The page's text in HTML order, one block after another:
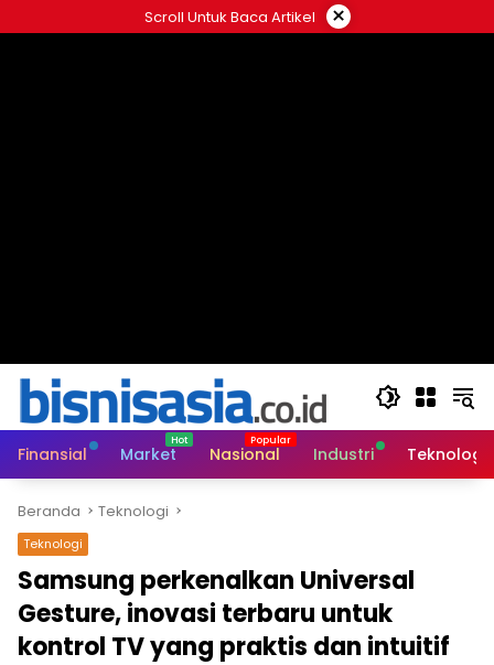
ke
Scroll Untuk Baca Artikel ×
Finansial Market Nasional Industri Teknologi
Beranda Teknologi
Teknologi
Samsung perkenalkan Universal
Gesture, inovasi terbaru untuk
kontrol TV yang praktis dan intuitif